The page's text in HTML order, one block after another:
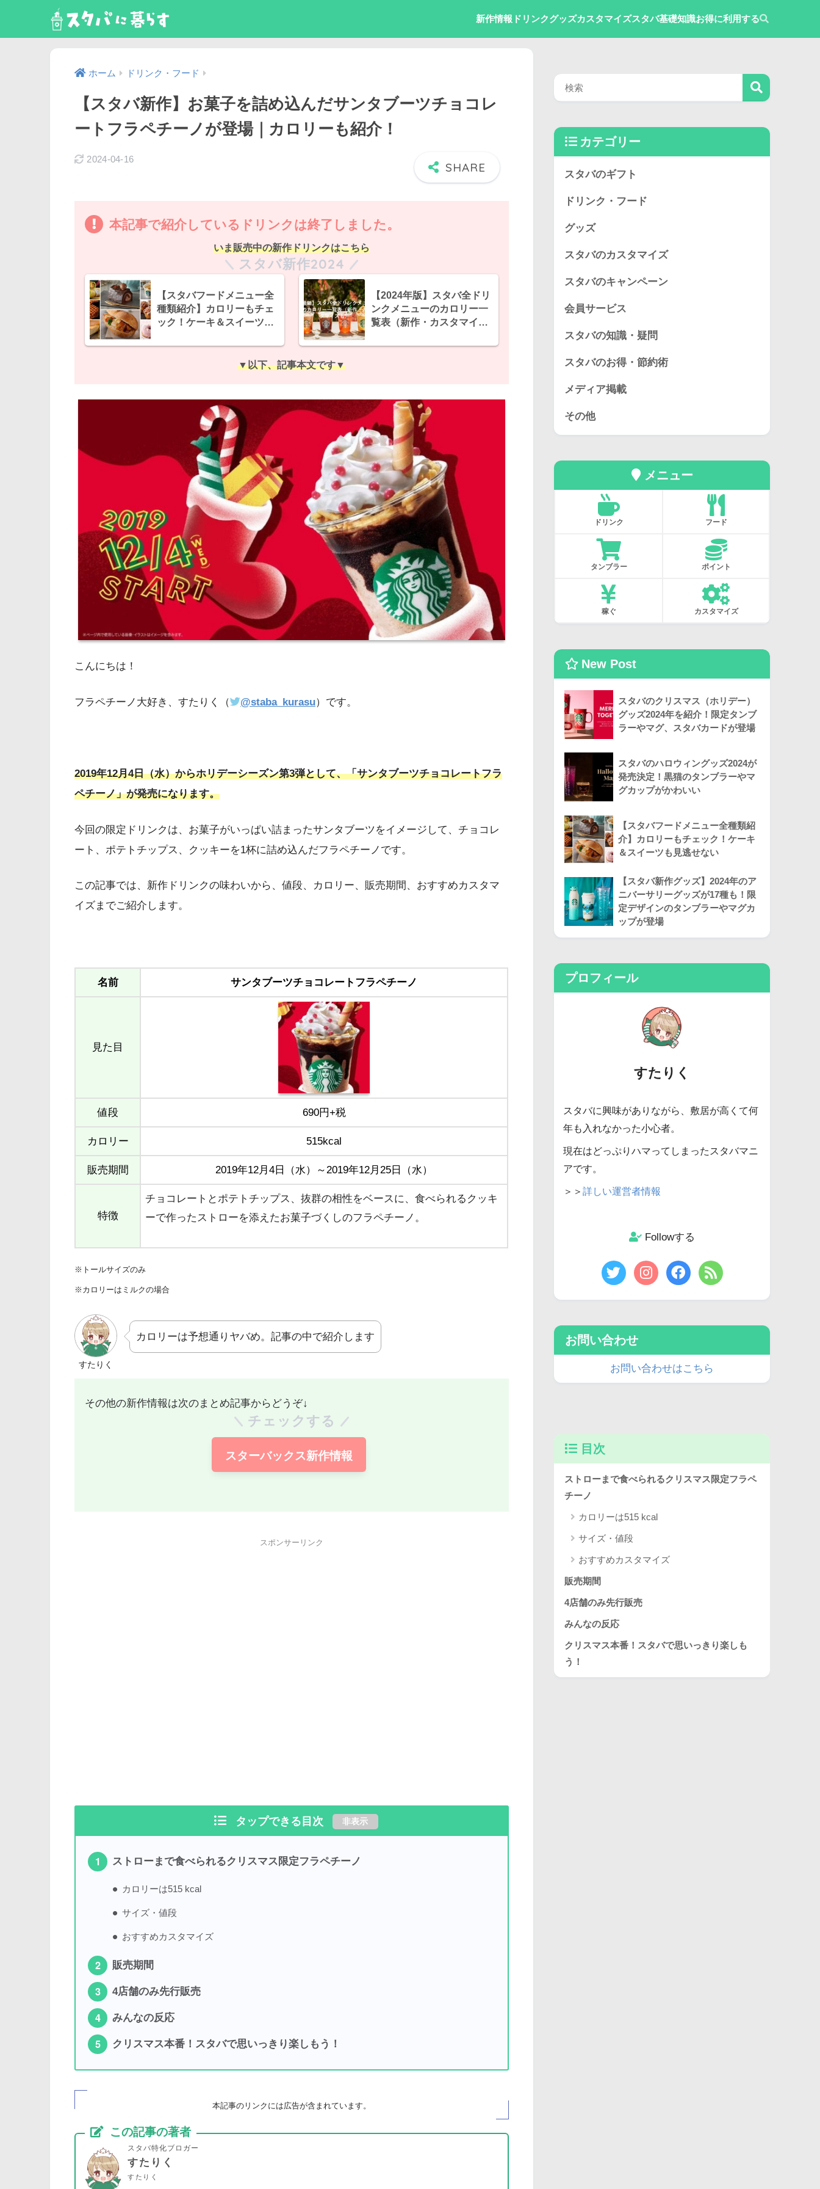
新作情報 ドリンクグッズカスタマイズスタバ基礎知識お得に利用する
ホーム ドリンク・フード
【スタバ新作】お菓子を詰め込んだサンタブーツチョコレ
ートフラペチーノが登場｜カロリーも紹介！
2024-04-16
本記事で紹介しているドリンクは終了しました。
いま販売中の新作ドリンクはこちら
スタバ新作2024
【スタバフードメニュー全
種類紹介】カロリーもチェ
ック！ケーキ＆スイーツも
【2024年版】スタバ全ドリ
ンクメニューのカロリー一
覧表（新作・カスタマイズ
▼以下、記事本文です▼
こんにちは！
フラペチーノ大好き、すたりく（ @staba_kurasu）です。
2019年12月4日（水）からホリデーシーズン第3弾として、「サンタブーツチョコレートフラ
ペチーノ」が発売になります。
今回の限定ドリンクは、お菓子がいっぱい詰まったサンタブーツをイメージして、チョコレ
ート、ポテトチップス、クッキーを1杯に詰め込んだフラペチーノです。
この記事では、新作ドリンクの味わいから、値段、カロリー、販売期間、おすすめカスタマ
イズまでご紹介します。
名前 サンタブーツチョコレートフラペチーノ
見た目
値段 690円+税
カロリー 515kcal
販売期間 2019年12月4日（水）～2019年12月25日（水）
特徴
チョコレートとポテトチップス、抜群の相性をベースに、食べられるクッキ
ーで作ったストローを添えたお菓子づくしのフラペチーノ。
※トールサイズのみ
※カロリーはミルクの場合
すたりく
カロリーは予想通りヤバめ。記事の中で紹介します
その他の新作情報は次のまとめ記事からどうぞ↓
チェックする
スターバックス新作情報
スポンサーリンク
タップできる目次 非表示
ストローまで食べられるクリスマス限定フラペチーノ
カロリーは515 kcal
サイズ・値段
おすすめカスタマイズ
販売期間
4店舗のみ先行販売
みんなの反応
クリスマス本番！スタバで思いっきり楽しもう！
本記事のリンクには広告が含まれています 。
この記事の著者
スタバ特化ブロガー
すたりく
すたりく
カテゴリー
スタバのギフト
ドリンク・フード
グッズ
スタバのカスタマイズ
スタバのキャンペーン
会員サービス
スタバの知識・疑問
スタバのお得・節約術
メディア掲載
その他
メニュー
ドリンク フード
タンブラー ポイント
稼ぐ カスタマイズ
New Post
スタバのクリスマス（ホリデー）
グッズ2024年を紹介！限定タンブ
ラーやマグ、スタバカードが登場
スタバのハロウィングッズ2024が
発売決定！黒猫のタンブラーやマ
グカップがかわいい
【スタバフードメニュー全種類紹
介】カロリーもチェック！ケーキ
＆スイーツも見逃せない
【スタバ新作グッズ】2024年のア
ニバーサリーグッズが17種も！限
定デザインのタンブラーやマグカ
ップが登場
プロフィール
すたりく
スタバに興味がありながら、敷居が高くて何
年も入れなかった小心者。
現在はどっぷりハマってしまったスタバマニ
アです。
＞＞ 詳しい運営者情報
Followする
お問い合わせ
お問い合わせはこちら
目次
ストローまで食べられるクリスマス限定フラペ
チーノ
カロリーは515 kcal
サイズ・値段
おすすめカスタマイズ
販売期間
4店舗のみ先行販売
みんなの反応
クリスマス本番！スタバで思いっきり楽しも
う！